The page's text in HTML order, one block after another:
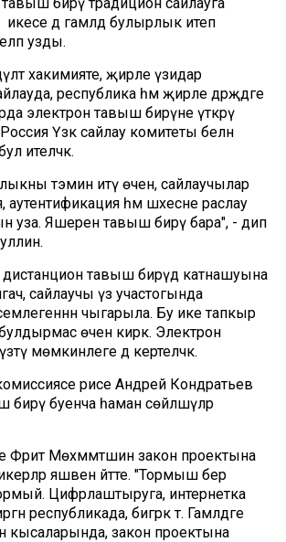
икесе дә гамәлдә булырлык итеп
узды.
хакимияте, җирле үзидарә
республика һәм җирле дәрәҗәдәге
электрон тавыш бирүне үткәрү
Үзәк сайлау комитеты белән
ителәчәк.
тәэмин итү өчен, сайлаучылар
һәм шәхесне раслау
уза. Яшерен тавыш бирү бара", - дип
тавыш бирүдә катнашуына
сайлаучы үз участогында
чыгарыла. Бу ике тапкыр
өчен кирәк. Электрон
мөмкинлеге дә кертеләчәк.
рәисе Андрей Кондратьев
бирү буенча һаман сөйләшүләр
Фәрит Мөхәммәтшин закон проектына
яшәвен әйтте. "Тормыш бер
Цифрлаштыруга, интернетка
республикада, бигрәк тә. Гамәлдәге
кысаларында, закон проектына